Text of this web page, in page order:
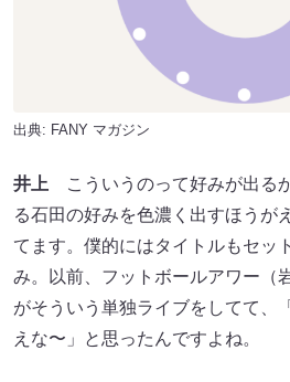
出典: FANY マガジン
井上 こういうのって好みが出る
る石田の好みを色濃く出すほうが
てます。僕的にはタイトルもセッ
み。以前、フットボールアワー（
がそういう単独ライブをしてて、
えな〜」と思ったんですよね。